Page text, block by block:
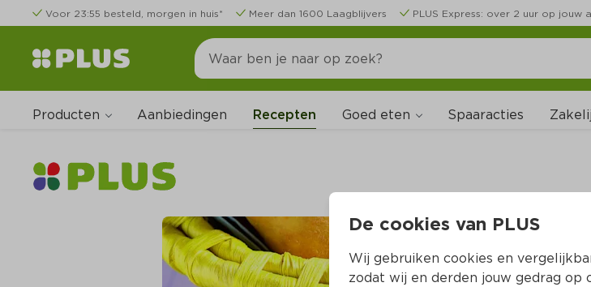
Voor 23:55 besteld, morgen in huis* Meer dan 1600 Laagblijvers PLUS Express: over 2 uur op jouw
Producten Aanbiedingen Recepten Goed eten Spaaracties
De cookies van PLUS
Wij gebruiken cookies en
zodat wij en derden jouw gedrag op